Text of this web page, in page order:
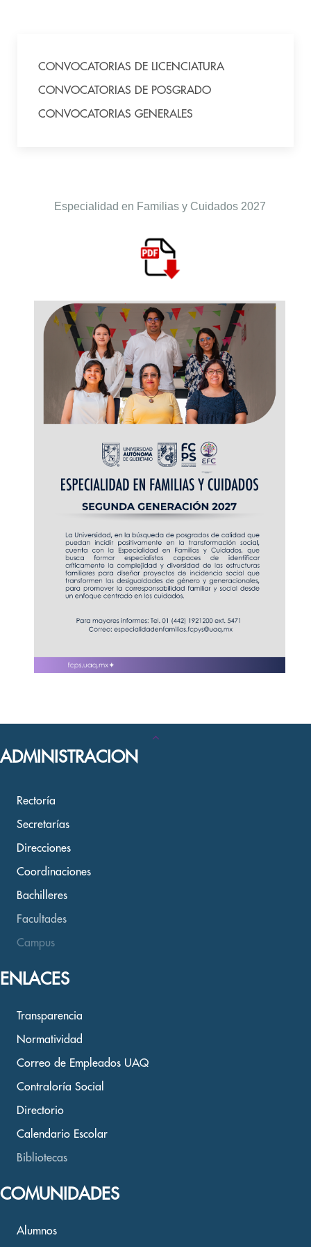
CONVOCATORIAS DE LICENCIATURA
CONVOCATORIAS DE POSGRADO
CONVOCATORIAS GENERALES
Especialidad en Familias y Cuidados 2027
ADMINISTRACION
Rectoría
Secretarías
Direcciones
Coordinaciones
Bachilleres
Facultades
Campus
ENLACES
Transparencia
Normatividad
Correo de Empleados UAQ
Contraloría Social
Directorio
Calendario Escolar
Bibliotecas
COMUNIDADES
Alumnos